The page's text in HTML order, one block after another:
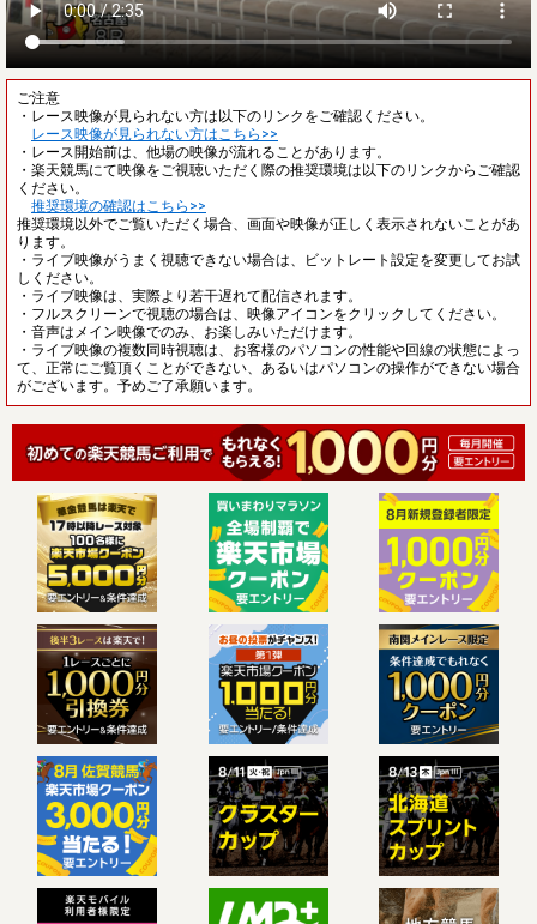
ご注意
・レース映像が見られない方は以下のリンクをご確認ください。
レース映像が見られない方はこちら>>
・レース開始前は、他場の映像が流れることがあります。
・楽天競馬にて映像をご視聴いただく際の推奨環境は以下のリンクからご確認
ください。
推奨環境の確認はこちら>>
推奨環境以外でご覧いただく場合、画面や映像が正しく表示されないことがあ
ります。
・ライブ映像がうまく視聴できない場合は、ビットレート設定を変更してお試
しください。
・ライブ映像は、実際より若干遅れて配信されます。
・フルスクリーンで視聴の場合は、映像アイコンをクリックしてください。
・音声はメイン映像でのみ、お楽しみいただけます。
・ライブ映像の複数同時視聴は、お客様のパソコンの性能や回線の状態によっ
て、正常にご覧頂くことができない、あるいはパソコンの操作ができない場合
がございます。予めご了承願います。